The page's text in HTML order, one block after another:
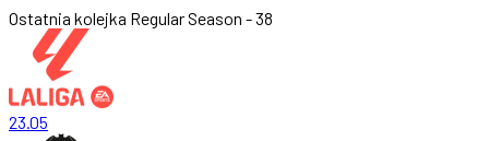
Ostatnia kolejka Regular Season - 38
23.05